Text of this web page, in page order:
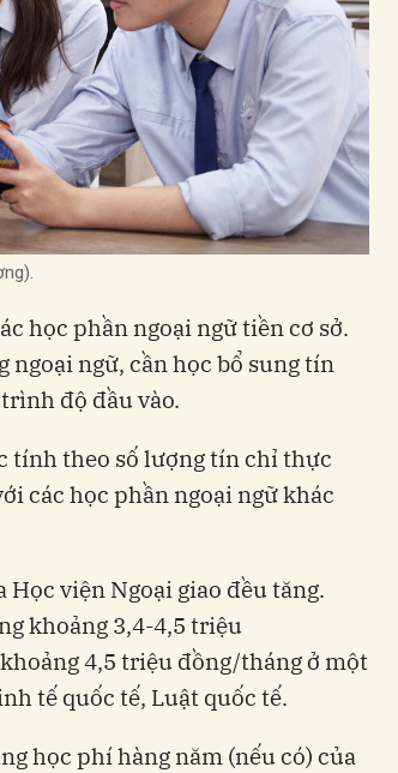
học phần ngoại ngữ tiền cơ sở.
ngữ, cần học bổ sung tín
độ đầu vào.
tính theo số lượng tín chỉ thực
các học phần ngoại ngữ khác
viện Ngoại giao đều tăng.
khoảng 3,4-4,5 triệu
4,5 triệu đồng/tháng ở một
tế quốc tế, Luật quốc tế.
học phí hàng năm (nếu có) của